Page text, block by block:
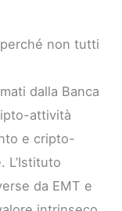
non tutti
dalla Banca
attività
e cripto-
L’Istituto
da EMT e